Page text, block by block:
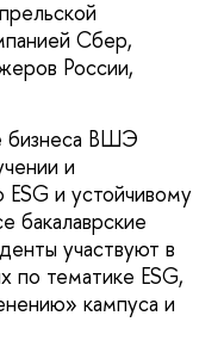
Сбер,
России,
бизнеса ВШЭ
и
и устойчивому
бакалаврские
участвуют в
по тематике ESG,
кампуса и